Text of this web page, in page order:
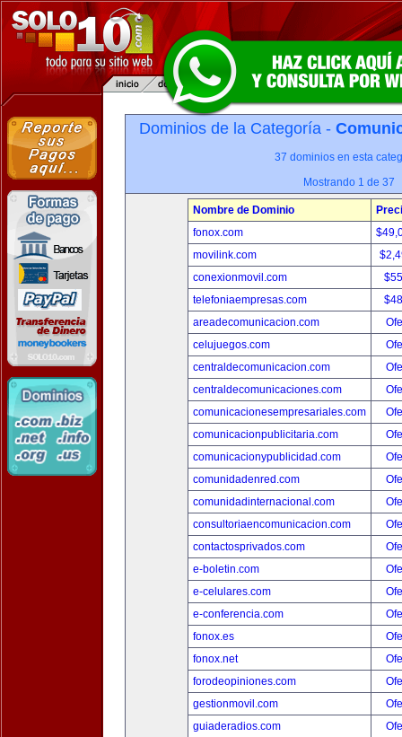
Dominios de la Categoría -
37 dominios en esta
Mostrando 1 de 37
Nombre de Dominio
fonox.com
movilink.com
conexionmovil.com
telefoniaempresas.com
areadecomunicacion.com
celujuegos.com
centraldecomunicacion.com
centraldecomunicaciones.com
comunicacionesempresariales.com
comunicacionpublicitaria.com
comunicacionypublicidad.com
comunidadenred.com
comunidadinternacional.com
consultoriaencomunicacion.com
contactosprivados.com
e-boletin.com
e-celulares.com
e-conferencia.com
fonox.es
fonox.net
forodeopiniones.com
gestionmovil.com
guiaderadios.com